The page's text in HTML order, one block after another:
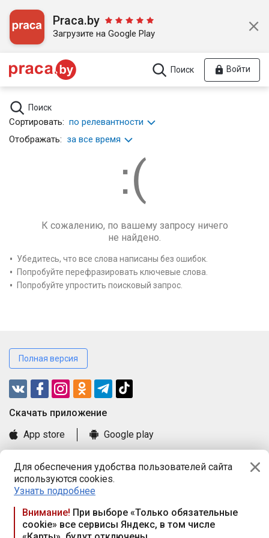
Для обеспечения удобства пользователей сайта
используются cookies.
Узнать подробнее
Внимание! При выборе «Только обязательные
cookie» все сервисы Яндекс, в том числе
Praca.by
Загрузите на Google Play
Поиск Войти
Поиск
Сортировать: по релевантности
Отображать: за все время
К сожалению, по вашему запросу ничего
не найдено.
Убедитесь, что все слова написаны без ошибок.
Попробуйте перефразировать ключевые слова.
Попробуйте упростить поисковый запрос.
Полная версия
Cкачать приложение
App store
Google play
Книга замечаний и предложений
Правила и документы
Praca.by © 2000—2026, ООО «ПРАЦА БАЙ»
Республика Беларусь, 220114, г. Минск, пр-т Независимости
117а, пом. № 9.